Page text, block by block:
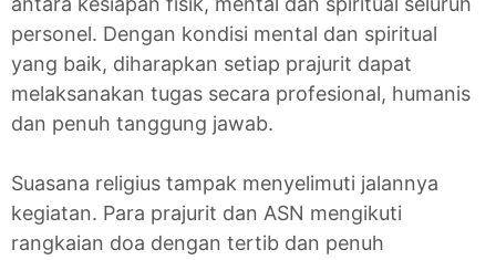
personel. Dengan kondisi mental dan spiritual
yang baik, diharapkan setiap prajurit dapat
melaksanakan tugas secara profesional, humanis
dan penuh tanggung jawab.
Suasana religius tampak menyelimuti jalannya
kegiatan. Para prajurit dan ASN mengikuti
rangkaian doa dengan tertib dan penuh